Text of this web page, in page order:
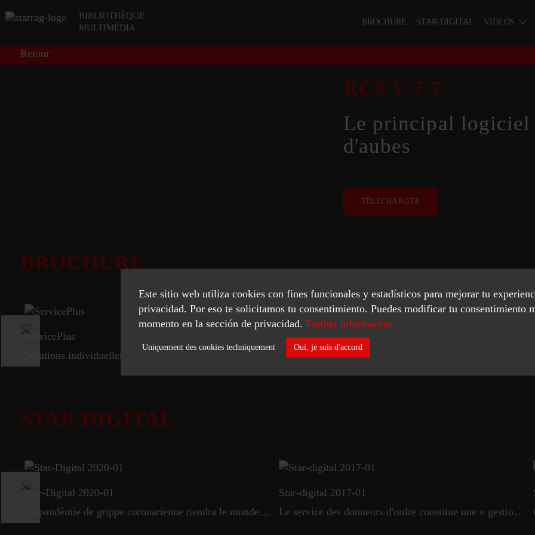
BIBLIOTHÈQUE
MULTIMÉDIA
BROCHURE STAR-DIGITAL VIDEOS
Retour
RCS V 7.7
Le principal logiciel
d'aubes
TÉLÉCHARGER
BROCHURE
ServicePlus
Solutions individuelles pour vos exigences
Stratégie de maintenance
Le bon service au bon moment
STAR DIGITAL
Star-Digital 2020-01
La pandémie de grippe coronarienne tiendra le monde en haleine au cours du premier semestre 2020.
Star-digital 2017-01
Le service des donneurs d'ordre constitue une « gestion du cycle de vie »
Este sitio web utiliza cookies con fines funcionales y estadísticos para mejorar tu
privacidad. Por eso te solicitamos tu consentimiento. Puedes modificar tu consentimiento
momento en la sección de privacidad. Further information
Oui, je suis d'accord
Uniquement des cookies techniquement